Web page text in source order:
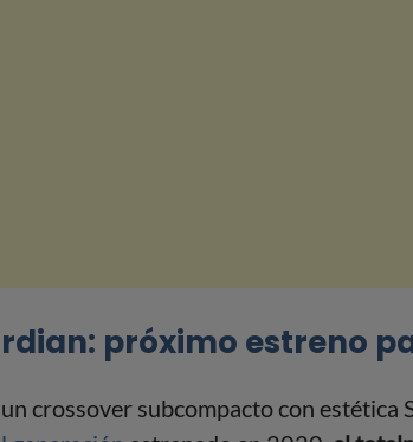
próximo estreno
crossover subcompacto con estética